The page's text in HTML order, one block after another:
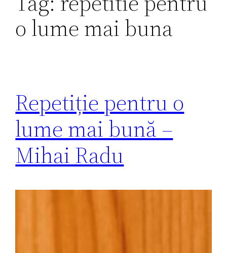
o lume mai buna
Repetiție pentru o
lume mai bună –
Mihai Radu